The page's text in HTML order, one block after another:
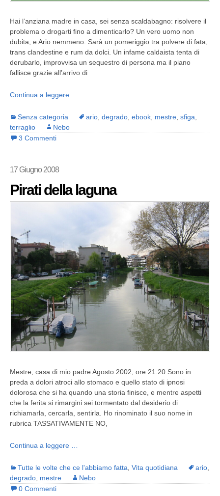
Hai l’anziana madre in casa, sei senza scaldabagno: risolvere il
problema o drogarti fino a dimenticarlo? Un vero uomo non
dubita, e Ario nemmeno. Sarà un pomeriggio tra polvere di fata,
trans clandestine e rum da dolci. Un infame caldaista tenta di
derubarlo, improvvisa un sequestro di persona ma il piano
fallisce grazie all’arrivo di
Continua a leggere …
Senza categoria ario degrado ebook mestre sfiga
terraglio
Nebo
3 Commenti
17 Giugno 2008
Pirati della laguna
Mestre, casa di mio padre Agosto 2002, ore 21.20 Sono in
preda a dolori atroci allo stomaco e quello stato di ipnosi
dolorosa che si ha quando una storia finisce, e mentre aspetti
che la ferita si rimargini sei tormentato dal desiderio di
richiamarla, cercarla, sentirla. Ho rinominato il suo nome in
rubrica TASSATIVAMENTE NO,
Continua a leggere …
Tutte le volte che ce l'abbiamo fatta Vita quotidiana ario
degrado mestre
Nebo
0 Commenti